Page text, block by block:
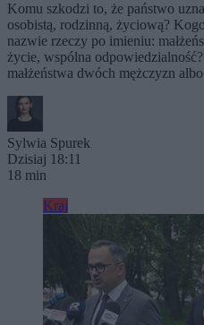
Komu szkodzi to, że państwo
osobistą, rodzinną, życiową?
nazwie rzeczy po imieniu:
życie, wspólna
małżeństwa dwóch mężczyzn
Sylwia Spurek
Dzisiaj 18:11
18 min
Kraj